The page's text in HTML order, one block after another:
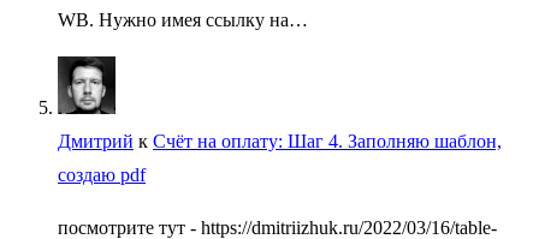
WB. Нужно имея ссылку на…
Дмитрий к Счёт на оплату: Шаг 4. Заполняю шаблон,
создаю pdf
посмотрите тут - https://dmitriizhuk.ru/2022/03/16/table-